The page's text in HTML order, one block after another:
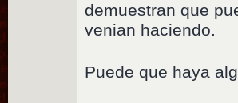
demuestran que
venian haciendo.
Puede que haya